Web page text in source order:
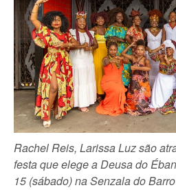
Rachel Reis, Larissa Luz são
festa que elege a Deusa do
15 (sábado) na Senzala do